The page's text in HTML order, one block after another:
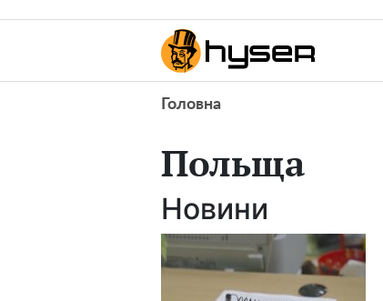
Головна
Польща
Новини